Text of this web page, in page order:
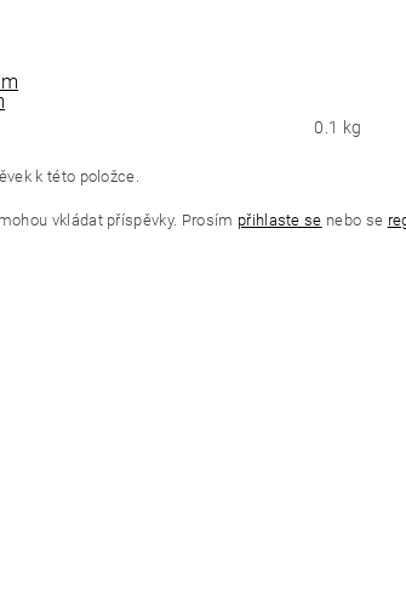
0.1 kg
k této položce.
vkládat příspěvky. Prosím přihlaste se nebo se